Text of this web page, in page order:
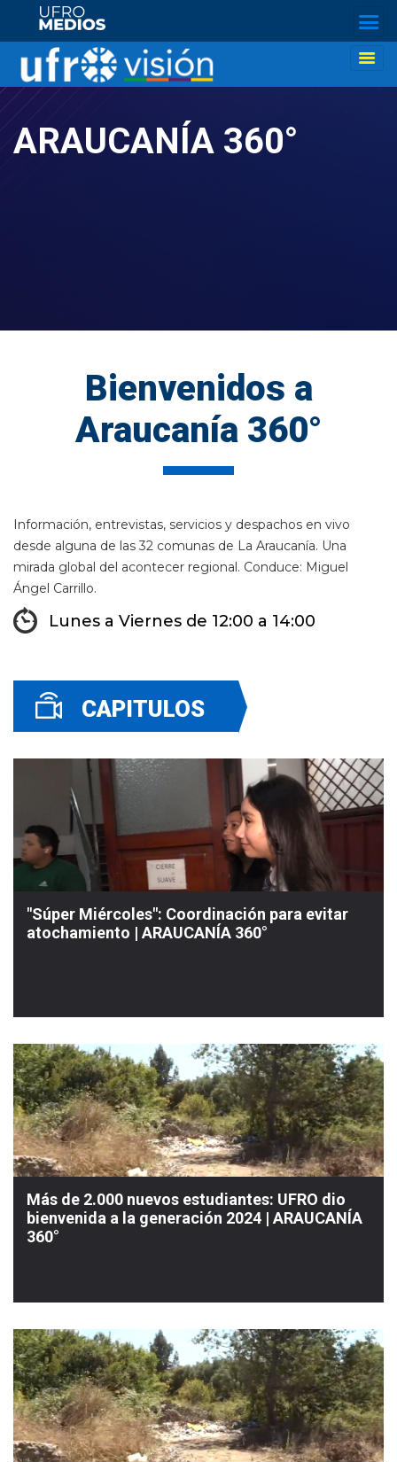
ARAUCANÍA 360°
Bienvenidos a
Araucanía 360°
Información, entrevistas, servicios y despachos en vivo
desde alguna de las 32 comunas de La Araucanía. Una
mirada global del acontecer regional. Conduce: Miguel
Ángel Carrillo.
Lunes a Viernes de 12:00 a 14:00
CAPITULOS
"Súper Miércoles": Coordinación para evitar
atochamiento | ARAUCANÍA 360°
Más de 2.000 nuevos estudiantes: UFRO dio
bienvenida a la generación 2024 | ARAUCANÍA
360°